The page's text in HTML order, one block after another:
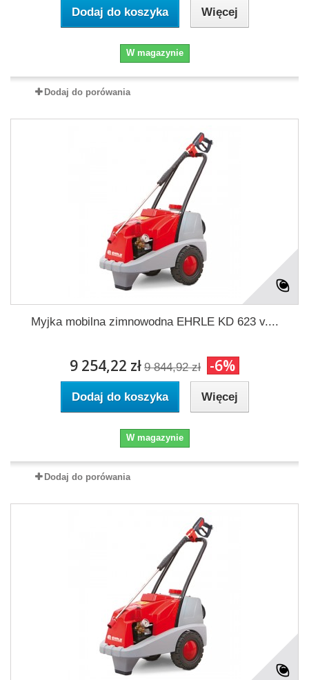
Dodaj do koszyka Więcej
W magazynie
Dodaj do porówania
Myjka mobilna zimnowodna EHRLE KD 623 v....
9 254,22 zł 9 844,92 zł -6%
Dodaj do koszyka Więcej
W magazynie
Dodaj do porówania